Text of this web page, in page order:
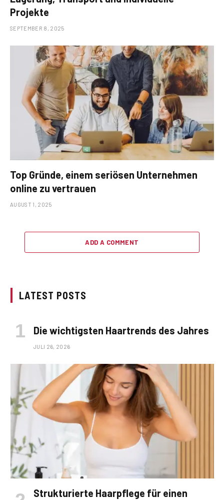
Projekte
SEPTEMBER 8, 2025
Top Gründe, einem seriösen Unternehmen
online zu vertrauen
AUGUST 1, 2025
ADD A COMMENT
LATEST POSTS
Die wichtigsten Haartrends des Jahres
JULI 26, 2026
Strukturierte Haarpflege für einen